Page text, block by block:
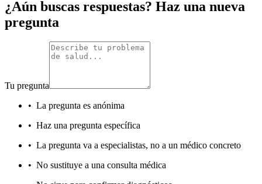
¿Aún buscas respuestas? Haz una nueva
pregunta
Tu pregunta
• La pregunta es anónima
• Haz una pregunta específica
• La pregunta va a especialistas, no a un médico concreto
• No sustituye a una consulta médica